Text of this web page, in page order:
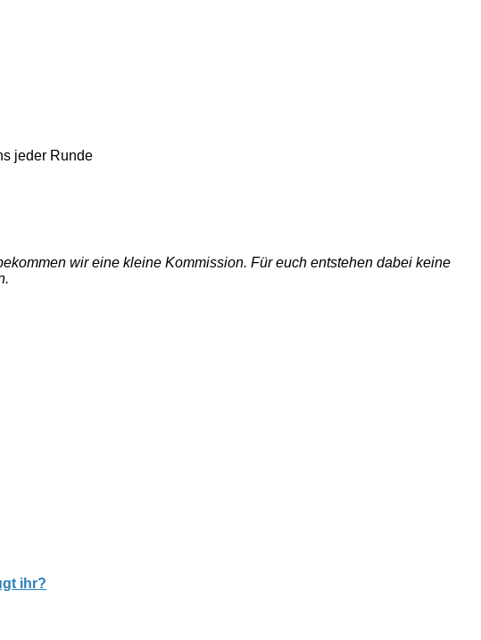
jeder Runde
wir eine kleine Kommission. Für euch entstehen dabei keine
ihr?